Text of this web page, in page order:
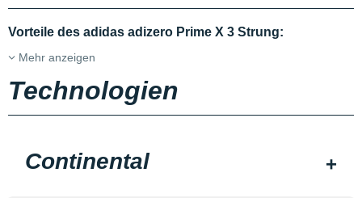
Vorteile des adidas adizero Prime X 3 Strung:
Mehr anzeigen
Technologien
Continental